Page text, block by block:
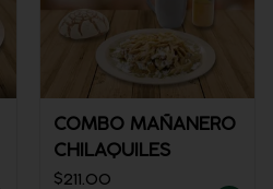
COMBO MAÑANERO
CHILAQUILES
$211.00